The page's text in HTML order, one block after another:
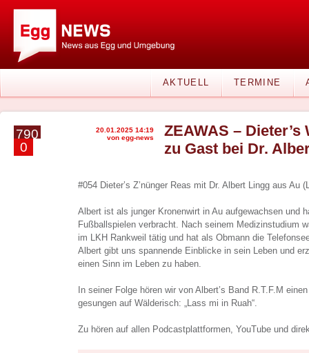
AKTUELL TERMINE
790
0
20.01.2025 14:19
von egg-news
ZEAWAS –
zu Gast bei Dr.
#054 Dieter’s Z’nünger Reas mit Dr. Albert Lingg aus Au
Albert ist als junger Kronenwirt in Au aufgewachsen und
Fußballspielen verbracht. Nach seinem Medizinstudium
im LKH Rankweil tätig und hat als Obmann die
Albert gibt uns spannende Einblicke in sein Leben und
einen Sinn im Leben zu haben.
In seiner Folge hören wir von Albert’s Band R.T.F.M
gesungen auf Wälderisch: „Lass mi in Ruah“.
Zu hören auf allen Podcastplattformen, YouTube und